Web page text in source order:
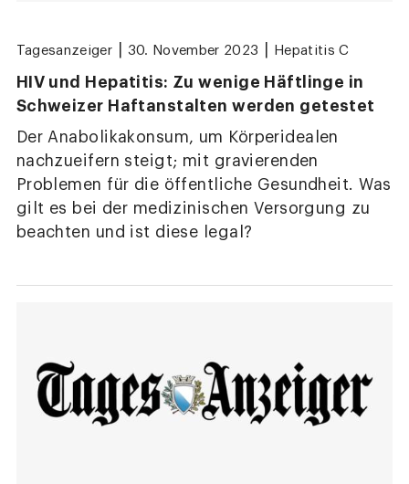
Tagesanzeiger 30. November 2023 Hepatitis C
HIV und Hepatitis: Zu wenige Häftlinge in
Schweizer Haftanstalten werden getestet
Der Anabolikakonsum, um Körperidealen
nachzueifern steigt; mit gravierenden
Problemen für die öffentliche Gesundheit. Was
gilt es bei der medizinischen Versorgung zu
beachten und ist diese legal?